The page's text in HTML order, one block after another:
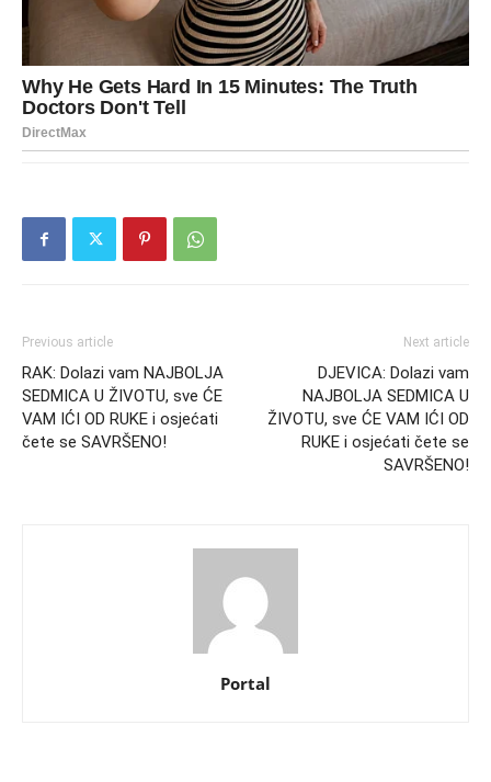
Previous article
RAK: Dolazi vam NAJBOLJA
SEDMICA U ŽIVOTU, sve ĆE
VAM IĆI OD RUKE i osjećati
čete se SAVRŠENO!
Next article
DJEVICA: Dolazi vam
NAJBOLJA SEDMICA U
ŽIVOTU, sve ĆE VAM IĆI OD
RUKE i osjećati čete se
SAVRŠENO!
Portal